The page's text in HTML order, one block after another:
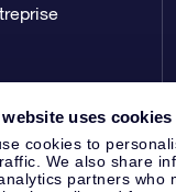
uses cookies
cookies to
We also share
partners who